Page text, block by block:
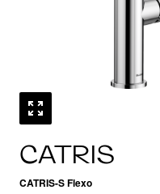
CATRIS
CATRIS-S Flexo